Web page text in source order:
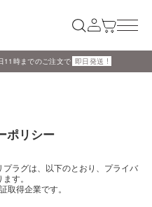
11時までのご注文で 即日発送 !
ポリシー
ラグは、以下のとおり、プライバ
す。
取得企業です。